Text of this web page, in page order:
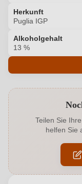
Herkunft
Puglia IGP
Alkoholgehalt
13 %
Alkoholgehalt in %
Allergene
Auszeichnungen
Teilen Sie
helfen Sie